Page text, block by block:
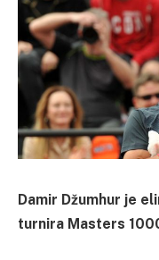
Damir Džumhur je
turnira Masters